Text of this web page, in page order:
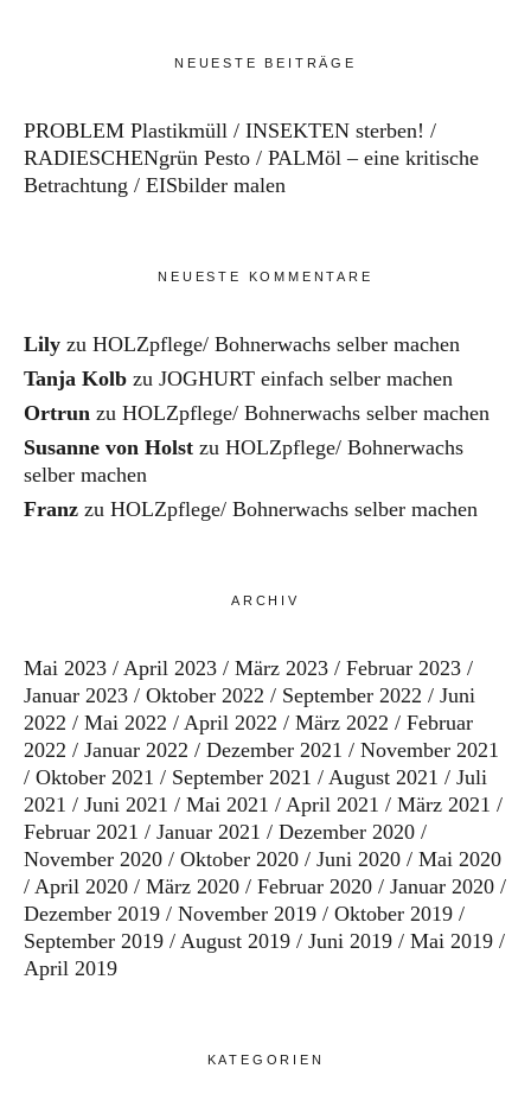
NEUESTE BEITRÄGE
PROBLEM Plastikmüll
INSEKTEN sterben!
RADIESCHENgrün Pesto
PALMöl – eine kritische
Betrachtung
EISbilder malen
NEUESTE KOMMENTARE
Lily zu HOLZpflege/ Bohnerwachs selber machen
Tanja Kolb zu JOGHURT einfach selber machen
Ortrun zu HOLZpflege/ Bohnerwachs selber machen
Susanne von Holst zu HOLZpflege/ Bohnerwachs
selber machen
Franz zu HOLZpflege/ Bohnerwachs selber machen
ARCHIV
Mai 2023 April 2023 März 2023
Februar 2023
Januar 2023
Oktober 2022 September 2022
Juni
2022
Mai 2022 April 2022 März 2022
Februar
2022
Januar 2022 Dezember 2021
November 2021
Oktober 2021
September 2021 August 2021
Juli
2021
Juni 2021 Mai 2021 April 2021
März 2021
Februar 2021
Januar 2021
Dezember 2020
November 2020
Oktober 2020 Juni 2020
Mai 2020
April 2020
März 2020 Februar 2020
Januar 2020
Dezember 2019
November 2019
Oktober 2019
September 2019
August 2019 Juni 2019
Mai 2019
April 2019
KATEGORIEN